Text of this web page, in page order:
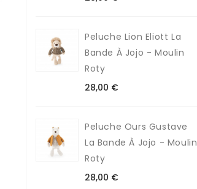
Peluche Lion Eliott La
Bande À Jojo - Moulin
Roty
28,00 €Prix
Peluche Ours Gustave
La Bande À Jojo - Moulin
Roty
28,00 €Prix